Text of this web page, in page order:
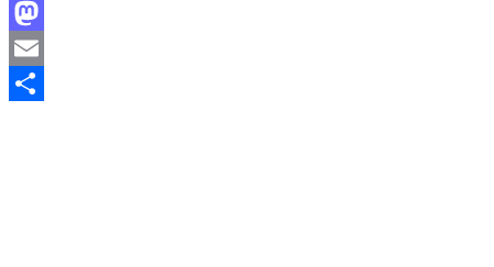
Facebook
Mastodon
Email